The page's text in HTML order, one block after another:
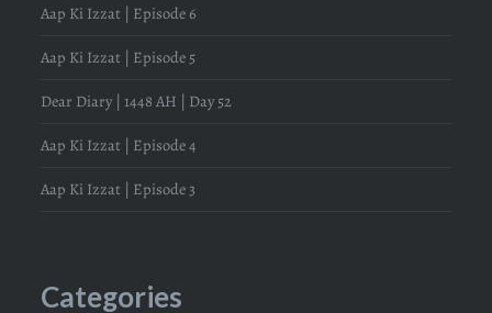
Aap Ki Izzat | Episode 6
Aap Ki Izzat | Episode 5
Dear Diary | 1448 AH | Day 52
Aap Ki Izzat | Episode 4
Aap Ki Izzat | Episode 3
Categories